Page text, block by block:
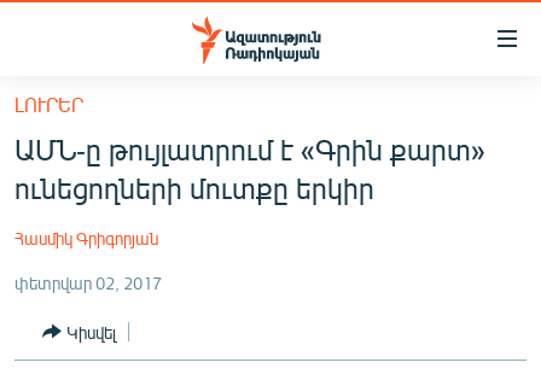
Մատչելիության
հիմնական
բովանդակությանը
Անցնել
հիմնական
մենյուին
ՀԱՅԱՍՏԱՆ
ՔԱՂԱՔԱԿԱՆ
ԸՆՏՐՈՒԹՅՈՒՆՆԵՐ 2026
ԻՐԱՎՈՒՆՔ
ՀԱՍԱՐԱԿՈՒԹՅՈՒՆ
ԼՈՒՐԵՐ
ԱՄՆ-ը թույլատրում է «Գրին քարտ»
ունեցողների մուտքը երկիր
Հասմիկ Գրիգորյան
փետրվար 02, 2017
Կիսվել